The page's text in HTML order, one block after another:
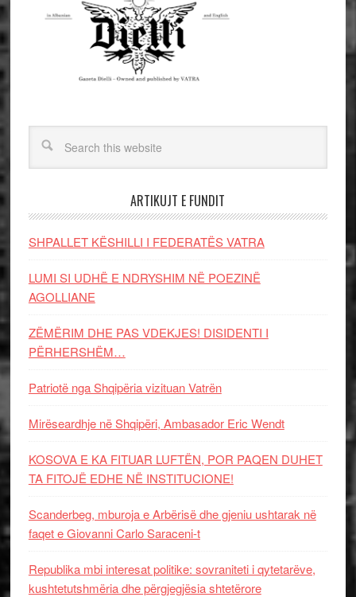
ARTIKUJT E FUNDIT
SHPALLET KËSHILLI I FEDERATËS VATRA
LUMI SI UDHË E NDRYSHIM NË POEZINË
AGOLLIANE
ZËMËRIM DHE PAS VDEKJES! DISIDENTI I
PËRHERSHËM…
Patriotë nga Shqipëria vizituan Vatrën
Mirëseardhje në Shqipëri, Ambasador Eric Wendt
KOSOVA E KA FITUAR LUFTËN, POR PAQEN DUHET
TA FITOJË EDHE NË INSTITUCIONE!
Scanderbeg, mburoja e Arbërisë dhe gjeniu ushtarak në
faqet e Giovanni Carlo Saraceni-t
Republika mbi interesat politike: sovraniteti i qytetarëve,
kushtetutshmëria dhe përgjegjësia shtetërore